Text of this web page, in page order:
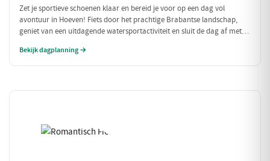
Zet je sportieve schoenen klaar en bereid je voor op een dag vol
avontuur in Hoeven! Fiets door het prachtige Brabantse landschap,
geniet van een uitdagende watersportactiviteit en sluit de dag af met
zijn in de natuur!
Bekijk dagplanning →